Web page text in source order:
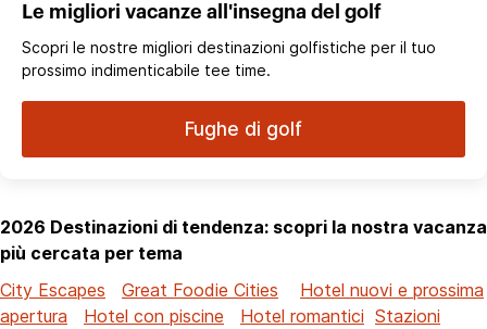
Le migliori vacanze all'insegna del golf
Scopri le nostre migliori destinazioni golfistiche per il tuo
prossimo indimenticabile tee time.
Fughe di golf
2026 Destinazioni di tendenza: scopri la nostra vacanza
più cercata per tema
City Escapes
Great Foodie Cities
Hotel nuovi e prossima
apertura
Hotel con piscine Hotel romantici Stazioni